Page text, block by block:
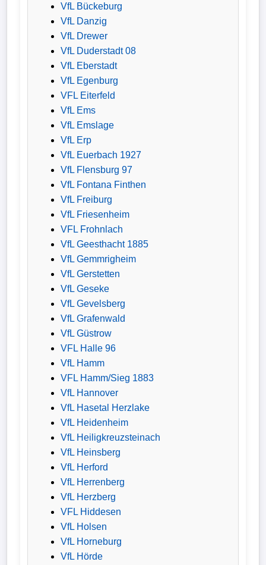
VfL Bückeburg
VfL Danzig
VfL Drewer
VfL Duderstadt 08
VfL Eberstadt
VfL Egenburg
VFL Eiterfeld
VfL Ems
VfL Emslage
VfL Erp
VfL Euerbach 1927
VfL Flensburg 97
VfL Fontana Finthen
VfL Freiburg
VfL Friesenheim
VFL Frohnlach
VfL Geesthacht 1885
VfL Gemmrigheim
VfL Gerstetten
VfL Geseke
VfL Gevelsberg
VfL Grafenwald
VfL Güstrow
VFL Halle 96
VfL Hamm
VFL Hamm/Sieg 1883
VfL Hannover
VfL Hasetal Herzlake
VfL Heidenheim
VfL Heiligkreuzsteinach
VfL Heinsberg
VfL Herford
VfL Herrenberg
VfL Herzberg
VFL Hiddesen
VfL Holsen
VfL Horneburg
VfL Hörde